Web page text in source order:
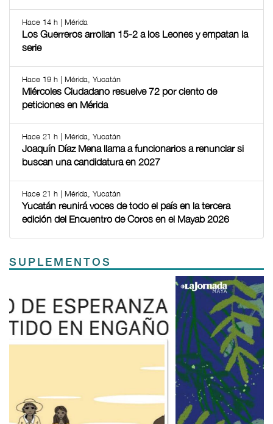
Hace 14 h | Mérida
Los Guerreros arrollan 15-2 a los Leones y empatan la
serie
Hace 19 h | Mérida, Yucatán
Miércoles Ciudadano resuelve 72 por ciento de
peticiones en Mérida
Hace 21 h | Mérida, Yucatán
Joaquín Díaz Mena llama a funcionarios a renunciar si
buscan una candidatura en 2027
Hace 21 h | Mérida, Yucatán
Yucatán reunirá voces de todo el país en la tercera
edición del Encuentro de Coros en el Mayab 2026
SUPLEMENTOS